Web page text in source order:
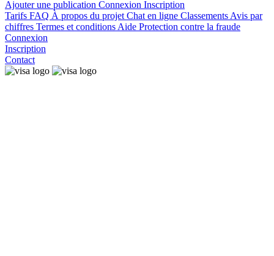
Ajouter une publication Connexion Inscription
Tarifs FAQ À propos du projet Chat en ligne Classements Avis par
chiffres Termes et conditions Aide Protection contre la fraude
Connexion
Inscription
Contact